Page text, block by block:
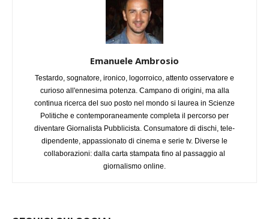
Emanuele Ambrosio
Testardo, sognatore, ironico, logorroico, attento osservatore e
curioso all'ennesima potenza. Campano di origini, ma alla
continua ricerca del suo posto nel mondo si laurea in Scienze
Politiche e contemporaneamente completa il percorso per
diventare Giornalista Pubblicista. Consumatore di dischi, tele-
dipendente, appassionato di cinema e serie tv. Diverse le
collaborazioni: dalla carta stampata fino al passaggio al
giornalismo online.